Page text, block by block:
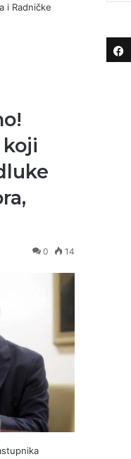
i Radničke
0 14